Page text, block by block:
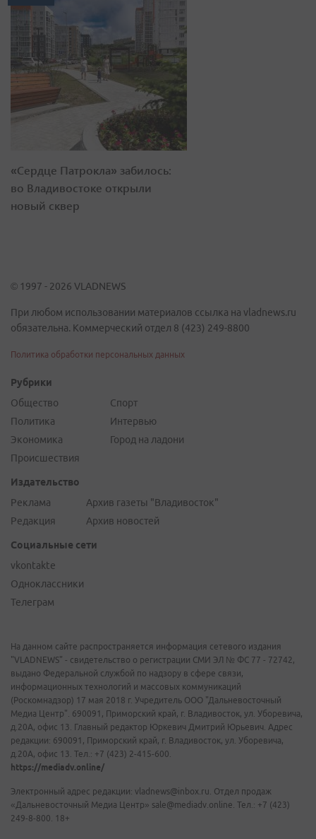
«Сердце Патрокла» забилось:
во Владивостоке открыли
новый сквер
© 1997 - 2026 VLADNEWS
При любом использовании материалов ссылка на vladnews.ru
обязательна. Коммерческий отдел 8 (423) 249-8800
Политика обработки персональных данных
Рубрики
Общество
Политика
Экономика
Происшествия
Спорт
Интервью
Город на ладони
Издательство
Реклама
Редакция
Архив газеты "Владивосток"
Архив новостей
Социальные сети
vkontakte
Одноклассники
Телеграм
На данном сайте распространяется информация сетевого издания
"VLADNEWS" - свидетельство о регистрации СМИ ЭЛ № ФС 77 - 72742,
выдано Федеральной службой по надзору в сфере связи,
информационных технологий и массовых коммуникаций
(Роскомнадзор) 17 мая 2018 г. Учредитель ООО "Дальневосточный
Медиа Центр". 690091, Приморский край, г. Владивосток, ул. Уборевича,
д.20А, офис 13. Главный редактор Юркевич Дмитрий Юрьевич. Адрес
редакции: 690091, Приморский край, г. Владивосток, ул. Уборевича,
д.20А, офис 13. Тел.: +7 (423) 2-415-600.
https://mediadv.online/
Электронный адрес редакции: vladnews@inbox.ru. Отдел продаж
«Дальневосточный Медиа Центр» sale@mediadv.online. Тел.: +7 (423)
249-8-800. 18+